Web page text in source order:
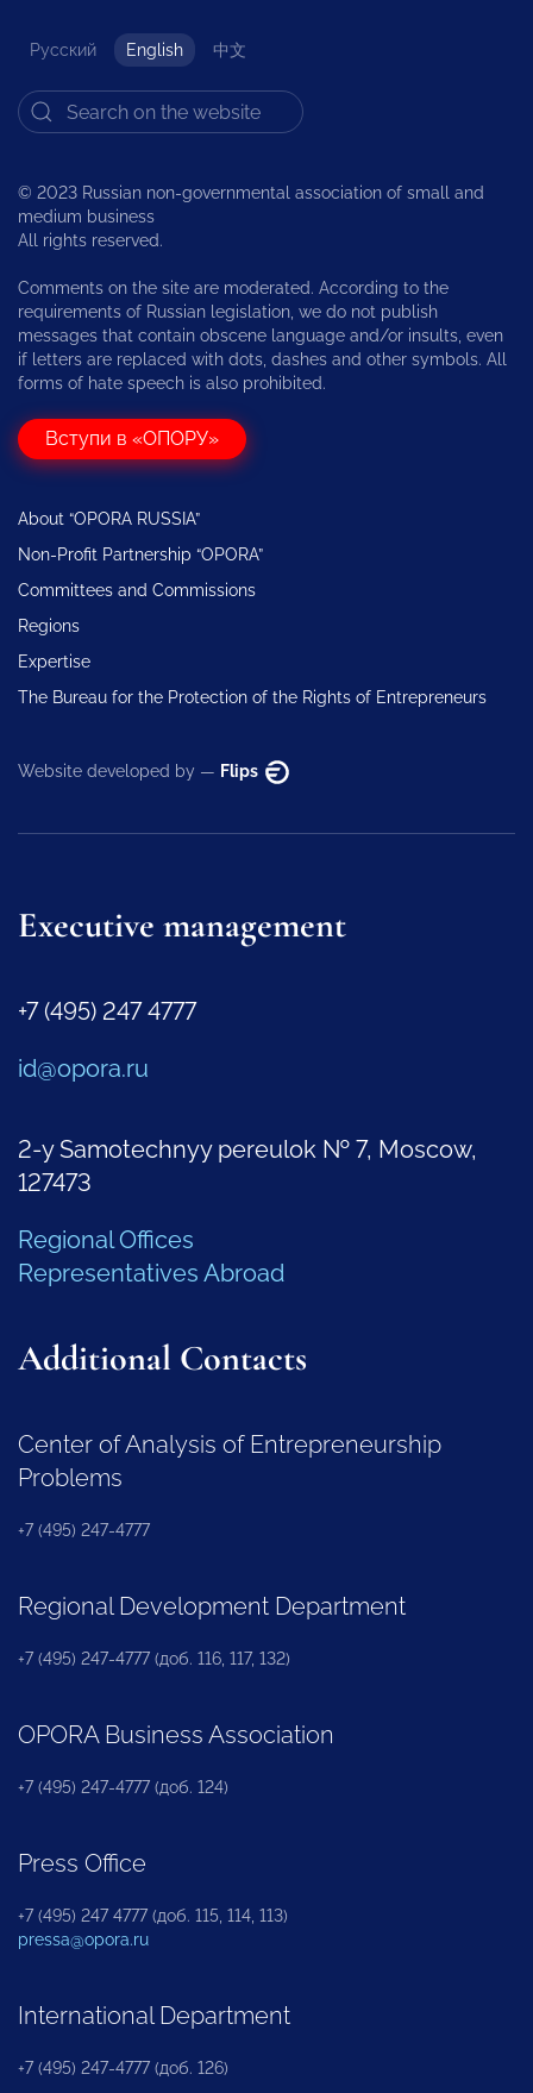
Русский English 中文
© 2023 Russian non-governmental association of small and
medium business
All rights reserved.
Comments on the site are moderated. According to the
requirements of Russian legislation, we do not publish
messages that contain obscene language and/or insults, even
if letters are replaced with dots, dashes and other symbols. All
forms of hate speech is also prohibited.
Вступи в «ОПОРУ»
About “OPORA RUSSIA”
Non-Profit Partnership “OPORA”
Committees and Commissions
Regions
Expertise
The Bureau for the Protection of the Rights of Entrepreneurs
Website developed by — Flips
Executive management
+7 (495) 247 4777
id@opora.ru
2-y Samotechnyy pereulok № 7, Moscow,
127473
Regional Offices
Representatives Abroad
Additional Contacts
Center of Analysis of Entrepreneurship
Problems
+7 (495) 247-4777
Regional Development Department
+7 (495) 247-4777 (доб. 116, 117, 132)
OPORA Business Association
+7 (495) 247-4777 (доб. 124)
Press Office
+7 (495) 247 4777 (доб. 115, 114, 113)
pressa@opora.ru
International Department
+7 (495) 247-4777 (доб. 126)